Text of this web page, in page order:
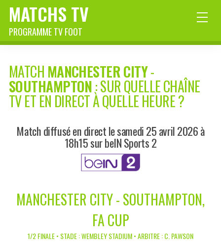
MATCHS TV
PROGRAMME TV FOOT
MATCH MANCHESTER CITY-
SOUTHAMPTON: SUR QUELLE CHAÎNE
TV ET EN DIRECT À QUELLE HEURE ?
Match diffusé en direct le samedi 25 avril 2026 à
18h15 sur beIN Sports 2
MANCHESTER CITY - SOUTHAMPTON,
FA CUP
1/2 FINALE • STADE : WEMBLEY STADIUM • ARBITRE : C. PAWSON